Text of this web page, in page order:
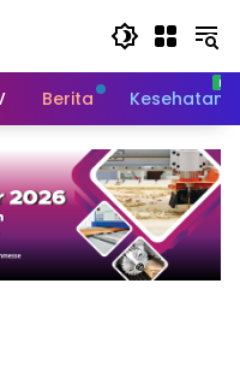
Berita Kesehatan